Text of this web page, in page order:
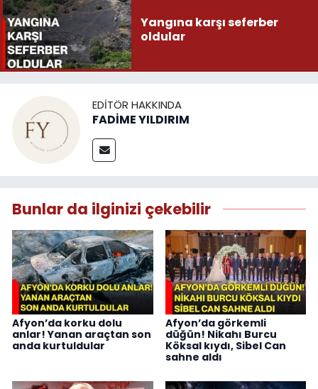
Yangına karşı seferber
oldular
EDITÖR HAKKINDA
FADİME YILDIRIM
Bunlar da ilginizi çekebilir
Afyon’da korku dolu
anlar! Yanan araçtan son
anda kurtuldular
Afyon’da görkemli
düğün! Nikahı Burcu
Köksal kıydı, Sibel Can
sahne aldı